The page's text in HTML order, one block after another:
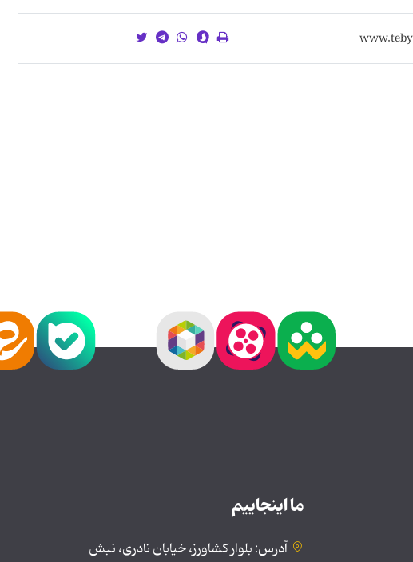
ما اینجاییم
آدرس: بلوار کشاورز، خیابان نادری، نبش